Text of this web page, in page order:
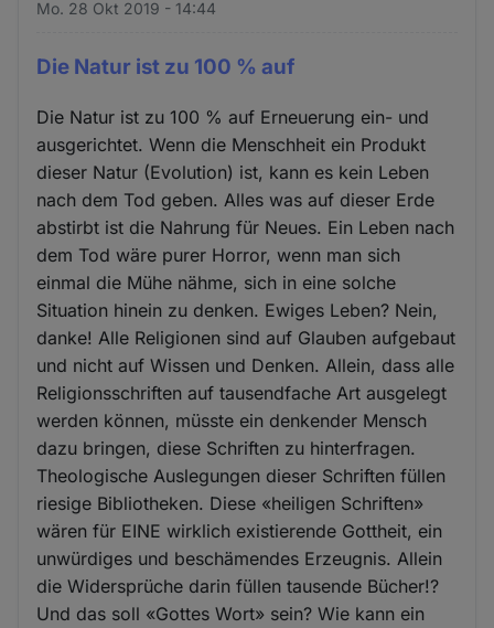
Mo. 28 Okt 2019 - 14:44
Die Natur ist zu 100 % auf
Die Natur ist zu 100 % auf Erneuerung ein- und
ausgerichtet. Wenn die Menschheit ein Produkt
dieser Natur (Evolution) ist, kann es kein Leben
nach dem Tod geben. Alles was auf dieser Erde
abstirbt ist die Nahrung für Neues. Ein Leben nach
dem Tod wäre purer Horror, wenn man sich
einmal die Mühe nähme, sich in eine solche
Situation hinein zu denken. Ewiges Leben? Nein,
danke! Alle Religionen sind auf Glauben aufgebaut
und nicht auf Wissen und Denken. Allein, dass alle
Religionsschriften auf tausendfache Art ausgelegt
werden können, müsste ein denkender Mensch
dazu bringen, diese Schriften zu hinterfragen.
Theologische Auslegungen dieser Schriften füllen
riesige Bibliotheken. Diese «heiligen Schriften»
wären für EINE wirklich existierende Gottheit, ein
unwürdiges und beschämendes Erzeugnis. Allein
die Widersprüche darin füllen tausende Bücher!?
Und das soll «Gottes Wort» sein? Wie kann ein